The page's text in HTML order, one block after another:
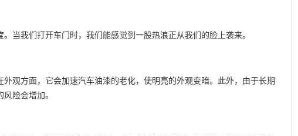
当我们打开车门时，我们能感觉到一股热浪正从我们的脸上袭来。
观方面，它会加速汽车油漆的老化，使明亮的外观变暗。此外，由于长期
险会增加。